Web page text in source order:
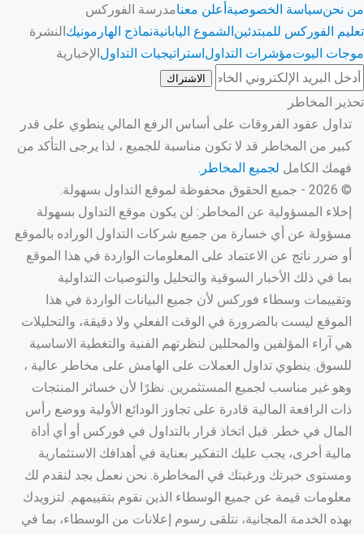
من نحنسياسة الخصوصيةأعلن معنامدرسة الفوركس
تعليم الفوركس للمبتدئينالشموع اليابانيةنماذج الهارمونيك
موجات اليوتمؤشرات التداولاستراتيجيات التداول
النشرة
الإخبارية
الاشتراك
تحذير المخاطر
تداول عقود الفروقات على أساس الرفع المالي ينطوي على قدر
كبير من المخاطر قد لا تكون مناسبة للجميع ، لذا يرجى التأكد من
فهمك الكامل لجميع المخاطر.
© 2026 - جميع الحقوق محفوظة لموقع التداول بسهولة.
إخلاء المسؤولية عن المخاطر: لن يكون موقع التداول بسهولة
مسؤولة عن أي خسارة من جميع شركات التداول الوراده بالموقع
أو ضرر ناتج عن الاعتماد على المعلومات الواردة في هذا الموقع
بما في ذلك الأخبار السوقية والتحليل والتوصيات التداولية
وتقييمات وسطاء فوركس لأن جميع البيانات الواردة في هذا
الموقع ليست بالضرورة في الوقت الفعلي ولا دقيقة، والتحليلات
هي آراء المؤلفين والمحللين لنظرتهم الفنية والتغطية الاساسية
للسوق. ينطوي تداول العملات على الهامش على مخاطر عالية ،
وهو غير مناسب لجميع المستثمرين. نظرًا لأن خسائر المنتجات
ذات الرافعة المالية قادرة على تجاوز الودائع الأولية ووضع رأس
المال في خطر. قبل اتخاذ قرار بالتداول في فوركس أو أي أداة
مالية أخرى، يجب عليك التفكير بعناية في أهدافك الاستثمارية
ومستوى خبرتك ورغبتك في المخاطرة. نحن نعمل بجد لنقدم لك
معلومات قيمة عن جميع الوسطاء الذين نقوم بتقييمهم. لتزويدك
بهذه الخدمة المجانية، نتلقى رسوم إعلانات من الوسطاء، بما في